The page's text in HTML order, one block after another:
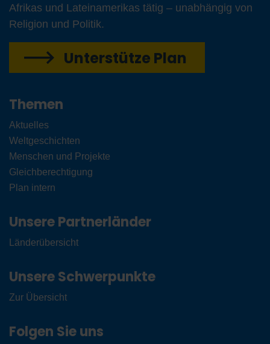
Afrikas und Lateinamerikas tätig – unabhängig von
Religion und Politik.
Unterstütze Plan
Themen
Aktuelles
Weltgeschichten
Menschen und Projekte
Gleichberechtigung
Plan intern
Unsere Partnerländer
Länderübersicht
Unsere Schwerpunkte
Zur Übersicht
Folgen Sie uns